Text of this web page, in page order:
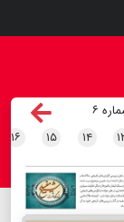
۶
۱۴ ۱۵ ۱۶